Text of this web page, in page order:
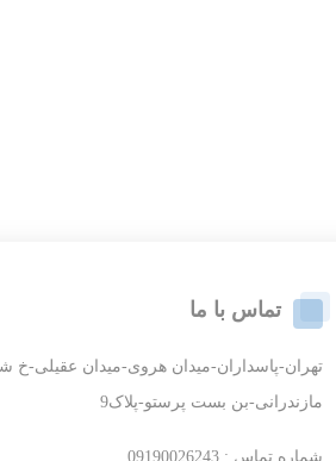
تماس با ما
تهران-پاسداران-میدان هروی-میدان عقیلی-خ
مازندرانی-بن بست پرستو-پلاک9
شماره تماس : 09190026243